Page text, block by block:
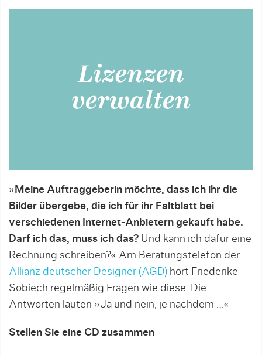
» Meine Auftraggeberin möchte, dass ich ihr die
Bilder übergebe, die ich für ihr Faltblatt bei
verschiedenen Internet-Anbietern gekauft habe.
Darf ich das, muss ich das? Und kann ich dafür eine
Rechnung schreiben?« Am Beratungstelefon der
Allianz deutscher Designer (AGD) hört Friederike
Sobiech regelmäßig Fragen wie diese. Die
Antworten lauten »Ja und nein, je nachdem …«
Stellen Sie eine CD zusammen